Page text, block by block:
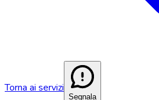
Torna ai servizi
Segnala